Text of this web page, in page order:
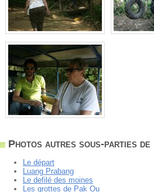
Photos autres sous-parties de
Le départ
Luang Prabang
Le defilé des moines
Les grottes de Pak Ou